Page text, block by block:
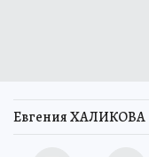
Евгения ХАЛИКОВА